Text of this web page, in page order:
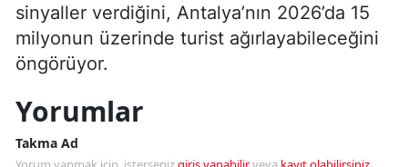
sinyaller verdiğini, Antalya’nın 2026’da 15
milyonun üzerinde turist ağırlayabileceğini
öngörüyor.
Yorumlar
Takma Ad